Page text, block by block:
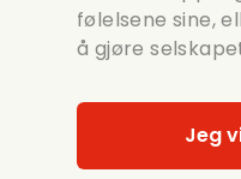
følelsene sine,
å gjøre
Jeg